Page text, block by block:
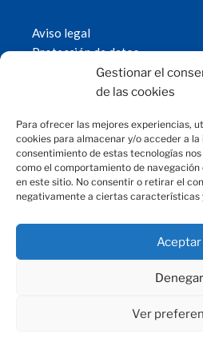
Gestionar el
de las cookies
Para ofrecer las mejores experiencias,
cookies para almacenar y/o acceder a
consentimiento de estas tecnologías
como el comportamiento de
en este sitio. No consentir o retirar el
negativamente a ciertas características
Aceptar
Denegar
Ver
Aviso legal
Protección de datos
Política de cookies
© 2019 Fundación Magtel.
CONTACTO
fundacion@magtel.es
Parque Empresarial Las
C/Gabriel Ramos Bejarano, 114
14014 Córdoba